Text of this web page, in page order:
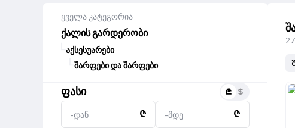
ყველა კატეგორია
ქალის გარდერობი
აქსესუარები
შარფები და შარფები
ფასი
-დან ₾ -მდე ₾
27